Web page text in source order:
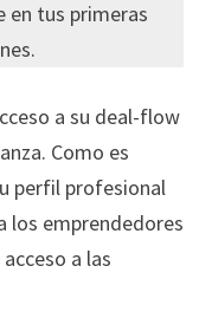
en tus primeras
a su deal-flow
Como es
perfil profesional
los emprendedores
a las